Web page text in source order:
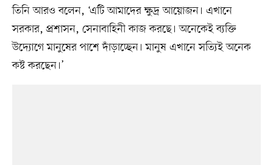
তিনি আরও বলেন, ‘এটি আমাদের ক্ষুদ্র আয়োজন। এখানে
সরকার, প্রশাসন, সেনাবাহিনী কাজ করছে। অনেকেই ব্যক্তি
উদ্যোগে মানুষের পাশে দাঁড়াচ্ছেন। মানুষ এখানে সত্যিই অনেক
কষ্ট করছেন।’